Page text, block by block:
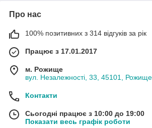
Про нас
100% позитивних з 314 відгуків за рік
Працює з 17.01.2017
м. Рожище
вул. Незалежності, 33, 45101,
Контакти
Сьогодні працює з 10:00 до 19:00
Показати весь графік роботи